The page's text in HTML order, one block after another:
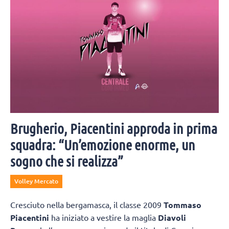
Brugherio, Piacentini approda in prima
squadra: “Un’emozione enorme, un
sogno che si realizza”
Volley Mercato
Cresciuto nella bergamasca, il classe 2009 Tommaso
Piacentini ha iniziato a vestire la maglia Diavoli